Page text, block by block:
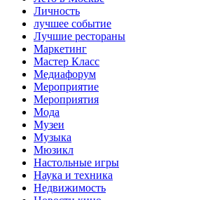
Личность
лучшее событие
Лучшие рестораны
Маркетинг
Мастер Класс
Медиафорум
Мероприятие
Мероприятия
Мода
Музеи
Музыка
Мюзикл
Настольные игры
Наука и техника
Недвижимость